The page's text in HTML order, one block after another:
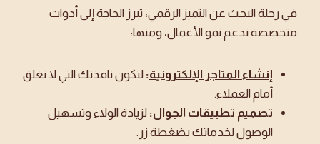
في رحلة البحث عن التميز الرقمي، تبرز الحاجة إلى أدوات
متخصصة تدعم نمو الأعمال، ومنها:
إنشاء المتاجر الإلكترونية: لتكون نافذتك التي لا تغلق
أمام العملاء.
تصميم تطبيقات الجوال: لزيادة الولاء وتسهيل
الوصول لخدماتك بضغطة زر.